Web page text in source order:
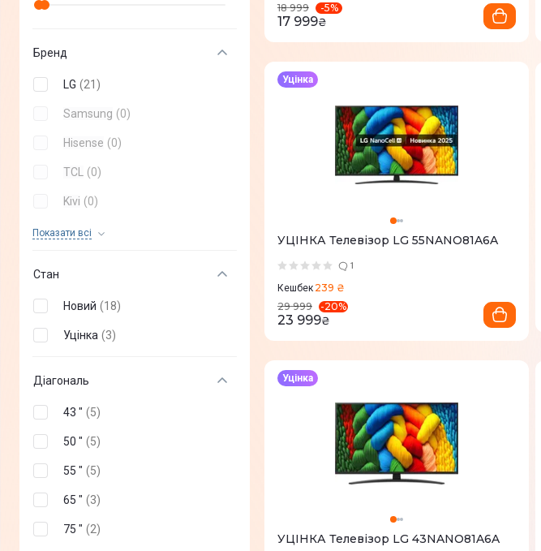
Бренд
LG (21 )
Samsung (0)
Hisense (0)
TCL (0)
Kivi (0)
Показати всi
Sony 0)
Aiwa
BRAVIS
Gazer (
Xiaomi
Haier (0
Skyworth
Стан
Новий (18)
Уцінка (3)
Діагональ
43 " (5)
50 " (5)
55 " (5)
65 " (3)
75 " (2)
18 999
-5%
17 999₴
УЦІНКА Телевізор LG 55NANO81A6A
1
Уцінка
Кешбек 239 ₴
29 999
-20%
23 999₴
УЦІНКА Телевізор LG 43NANO81A6A
Уцінка